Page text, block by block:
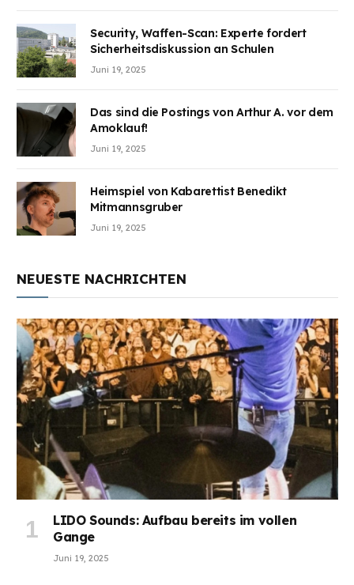
Security, Waffen-Scan: Experte fordert
Sicherheitsdiskussion an Schulen
Juni 19, 2025
Das sind die Postings von Arthur A. vor dem
Amoklauf!
Juni 19, 2025
Heimspiel von Kabarettist Benedikt
Mitmannsgruber
Juni 19, 2025
NEUESTE NACHRICHTEN
LIDO Sounds: Aufbau bereits im vollen
Gange
Juni 19, 2025